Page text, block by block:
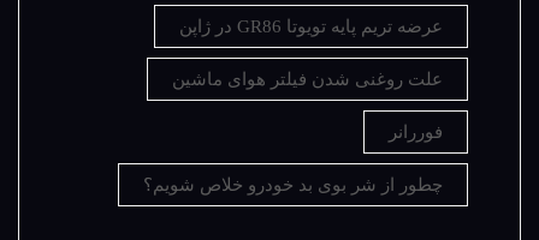
عرضه تریم پایه تویوتا GR86 در ژاپن
علت روغنی شدن فیلتر هوای ماشین
فوررانر
چطور از شر بوی بد خودرو خلاص شویم؟